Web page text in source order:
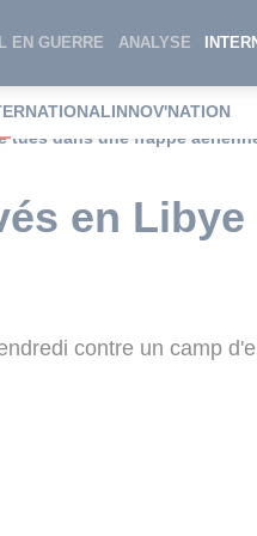
EN GUERRE ANALYSE
INNOV'NATION
tués dans une frappe
en
contre un camp